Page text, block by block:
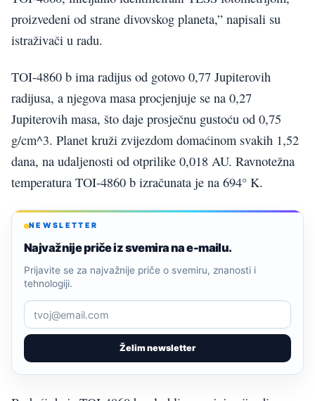
proizvedeni od strane divovskog planeta,” napisali su
istraživači u radu.
TOI-4860 b ima radijus od gotovo 0,77 Jupiterovih
radijusa, a njegova masa procjenjuje se na 0,27
Jupiterovih masa, što daje prosječnu gustoću od 0,75
g/cm^3. Planet kruži zvijezdom domaćinom svakih 1,52
dana, na udaljenosti od otprilike 0,018 AU. Ravnotežna
temperatura TOI-4860 b izračunata je na 694° K.
NEWSLETTER
Najvažnije priče iz svemira na e-mailu.
Želim newsletter
Prijavite se za najvažnije priče o svemiru, znanosti i
tehnologiji.